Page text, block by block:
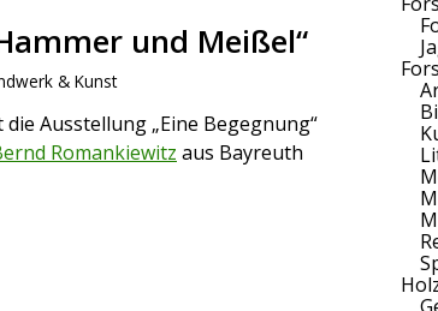
und Meißel“
& Kunst
Ausstellung „Eine Begegnung“
Romankiewitz aus Bayreuth